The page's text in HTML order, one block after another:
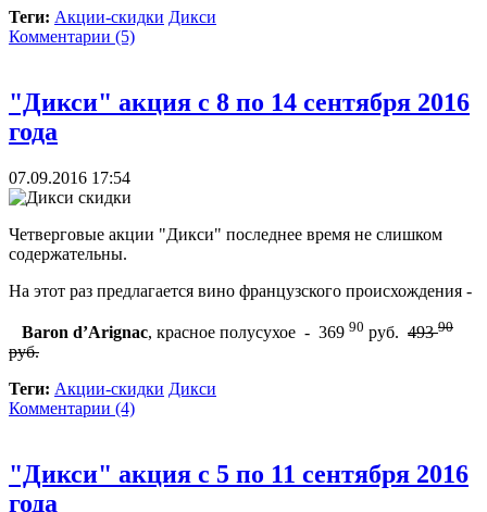
Теги: Акции-скидки Дикси
Комментарии (5)
"Дикси" акция с 8 по 14 сентября 2016
года
07.09.2016 17:54
Четверговые акции "Дикси" последнее время не слишком
содержательны.
На этот раз предлагается вино французского происхождения -
Baron d’Arignac, красное полусухое - 369 90 руб. 49390
руб.
Теги: Акции-скидки Дикси
Комментарии (4)
"Дикси" акция с 5 по 11 сентября 2016
года